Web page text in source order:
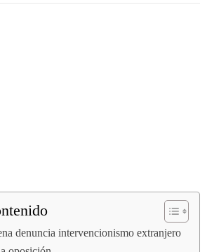
denuncia intervencionismo extranjero